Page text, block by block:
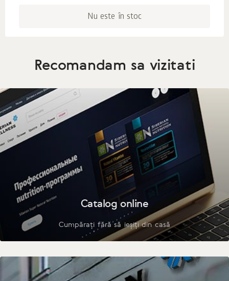
Nu este în stoc
Recomandam sa vizitati
Catalog online
Cumpărați fără să ieșiți din casă